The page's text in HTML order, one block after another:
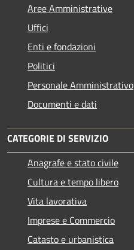
Aree Amministrative
Uffici
Enti e fondazioni
Politici
Personale Amministrativo
Documenti e dati
CATEGORIE DI SERVIZIO
Anagrafe e stato civile
Cultura e tempo libero
Vita lavorativa
Imprese e Commercio
Catasto e urbanistica